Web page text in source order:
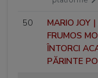
50
MARIO JOY
FRUMOS
ÎNTORCI
PĂRINTE